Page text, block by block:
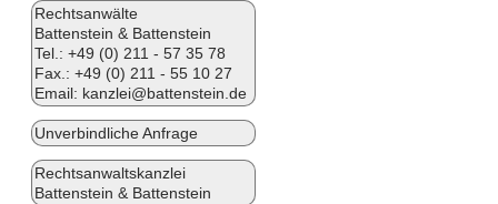
Rechtsanwälte
Battenstein & Battenstein
Tel.: +49 (0) 211 - 57 35 78
Fax.: +49 (0) 211 - 55 10 27
Email: kanzlei@battenstein.de
Unverbindliche Anfrage
Rechtsanwaltskanzlei
Battenstein & Battenstein